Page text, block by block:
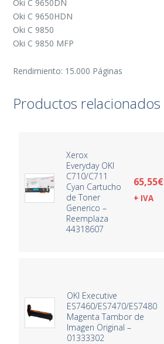
Oki C 9650DN
Oki C 9650HDN
Oki C 9850
Oki C 9850 MFP
Rendimiento: 15.000 Páginas
Productos relacionados
Xerox
Everyday OKI
C710/C711
Cyan Cartucho
de Toner
Generico –
Reemplaza
44318607
65,55€
+ IVA
OKI Executive
ES7460/ES7470/ES7480
Magenta Tambor de
Imagen Original –
01333302